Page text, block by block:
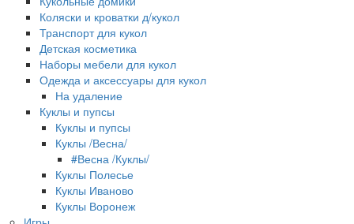
Коляски и кроватки д/кукол
Транспорт для кукол
Детская косметика
Наборы мебели для кукол
Одежда и аксессуары для кукол
На удаление
Куклы и пупсы
Куклы и пупсы
Куклы /Весна/
#Весна /Куклы/
Куклы Полесье
Куклы Иваново
Куклы Воронеж